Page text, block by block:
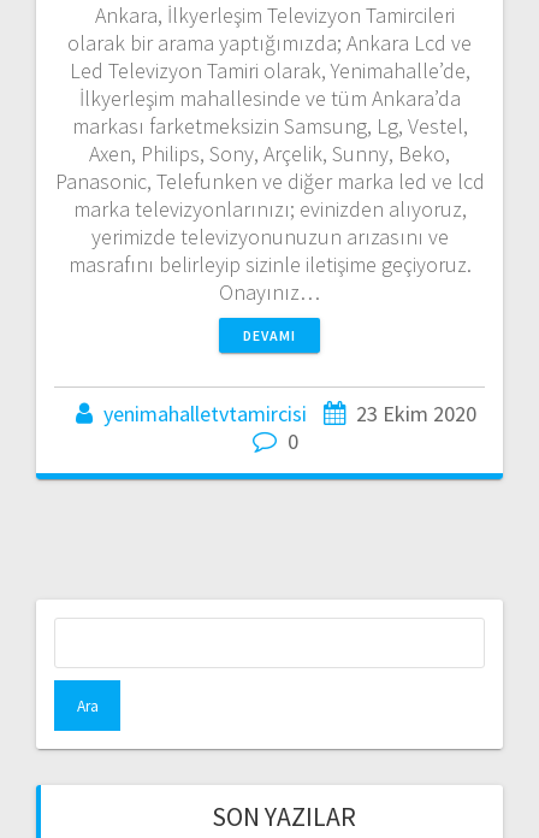
Ankara, İlkyerleşim Televizyon Tamircileri
olarak bir arama yaptığımızda; Ankara Lcd ve
Led Televizyon Tamiri olarak, Yenimahalle’de,
İlkyerleşim mahallesinde ve tüm Ankara’da
markası farketmeksizin Samsung, Lg, Vestel,
Axen, Philips, Sony, Arçelik, Sunny, Beko,
Panasonic, Telefunken ve diğer marka led ve lcd
marka televizyonlarınızı; evinizden alıyoruz,
yerimizde televizyonunuzun arızasını ve
masrafını belirleyip sizinle iletişime geçiyoruz.
Onayınız…
DEVAMI
yenimahalletvtamircisi
23 Ekim 2020
0
SON YAZILAR